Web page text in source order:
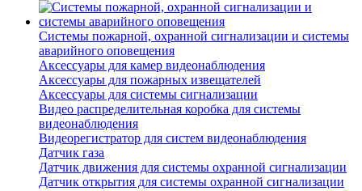
Системы пожарной, охранной сигнализации и системы
аварийного оповещения
Аксессуары для камер видеонаблюдения
Аксессуары для пожарных извещателей
Аксессуары для системы сигнализации
Видео распределительная коробка для системы
видеонаблюдения
Видеорегистратор для систем видеонаблюдения
Датчик газа
Датчик движения для системы охранной сигнализации
Датчик открытия для системы охранной сигнализации